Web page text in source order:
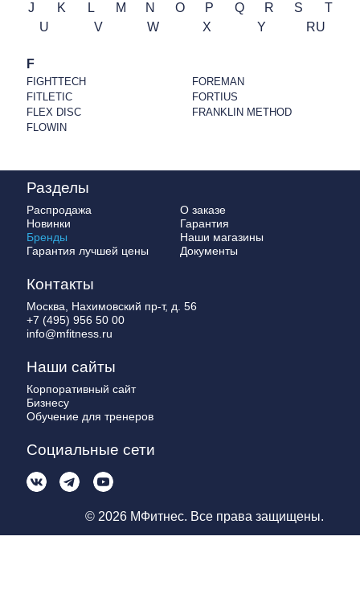
J
K L M N O P Q R S
T
U
V W X Y RU
F
FIGHTTECH
FITLETIC
FLEX DISC
FLOWIN
FOREMAN
FORTIUS
FRANKLIN METHOD
Разделы
Распродажа
Новинки
Бренды
Гарантия лучшей цены
О заказе
Гарантия
Наши магазины
Документы
Контакты
Москва, Нахимовский пр-т, д. 56
+7 (495) 956 50 00
info@mfitness.ru
Наши сайты
Корпоративный сайт
Бизнесу
Обучение для тренеров
Социальные сети
© 2026 МФитнес. Все права защищены.